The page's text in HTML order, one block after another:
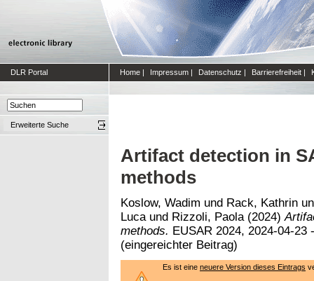
DLR Portal Home | Impressum | Datenschutz | Barrierefreiheit |
Erweiterte Suche
Artifact detection in
methods
Koslow, Wadim und Rack, Kathrin
Luca und Rizzoli, Paola (2024)
methods. EUSAR 2024, 2024-04-23
(eingereichter Beitrag)
Es ist eine neuere Version dieses Eintrags